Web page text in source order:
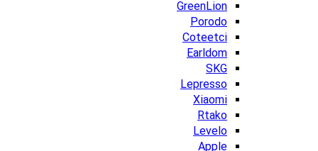
GreenLion
Porodo
Coteetci
Earldom
SKG
Lepresso
Xiaomi
Rtako
Levelo
Apple